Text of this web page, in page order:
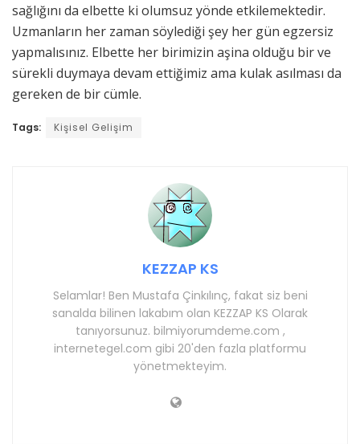
sağlığını da elbette ki olumsuz yönde etkilemektedir.
Uzmanların her zaman söylediği şey her gün egzersiz
yapmalısınız. Elbette her birimizin aşina olduğu bir ve
sürekli duymaya devam ettiğimiz ama kulak asılması da
gereken de bir cümle.
Tags: Kişisel Gelişim
KEZZAP KS
Selamlar! Ben Mustafa Çinkılınç, fakat siz beni
sanalda bilinen lakabım olan KEZZAP KS Olarak
tanıyorsunuz. bilmiyorumdeme.com ,
internetegel.com gibi 20'den fazla platformu
yönetmekteyim.